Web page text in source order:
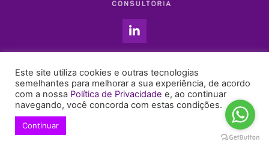
L
i
n
e
d
i
n
+55 11 99655-6439
enyruberti@ruberticonsultoria.com.br
Este site utiliza cookies e outras tecnologias
semelhantes para melhorar a sua experiência, de acordo
com a nossa Política de Privacidade e, ao continuar
navegando, você concorda com estas condições.
Continuar